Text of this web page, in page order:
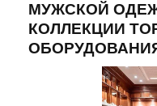
МУЖСКОЙ
КОЛЛЕКЦИИ